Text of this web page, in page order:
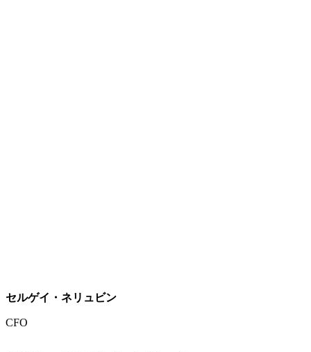
セルゲイ・ネリュビン
CFO